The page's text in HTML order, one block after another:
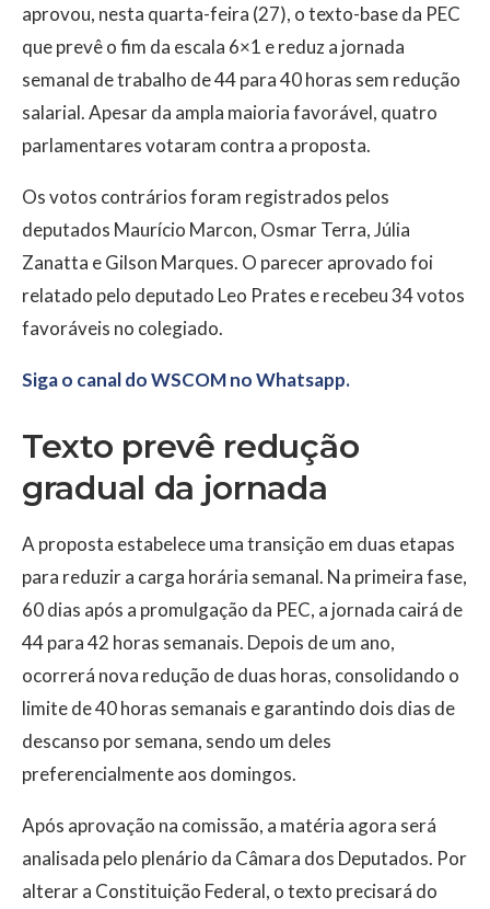
aprovou, nesta quarta-feira (27), o texto-base da PEC
que prevê o fim da escala 6×1 e reduz a jornada
semanal de trabalho de 44 para 40 horas sem redução
salarial. Apesar da ampla maioria favorável, quatro
parlamentares votaram contra a proposta.
Os votos contrários foram registrados pelos
deputados Maurício Marcon, Osmar Terra,Júlia
Zanatta eGilson Marques. O parecer aprovado foi
relatado pelo deputado Leo Prates e recebeu 34 votos
favoráveis no colegiado.
Siga o canal do WSCOM no Whatsapp.
Texto prevê redução
gradual da jornada
A proposta estabelece uma transição em duas etapas
para reduzir a carga horária semanal. Na primeira fase,
60 dias após a promulgação da PEC, a jornada cairá de
44 para 42 horas semanais. Depois de um ano,
ocorrerá nova redução de duas horas, consolidando o
limite de 40 horas semanais e garantindo dois dias de
descanso por semana, sendo um deles
preferencialmente aos domingos.
Após aprovação na comissão, a matéria agora será
analisada pelo plenário da Câmara dos Deputados. Por
alterar a Constituição Federal, o texto precisará do